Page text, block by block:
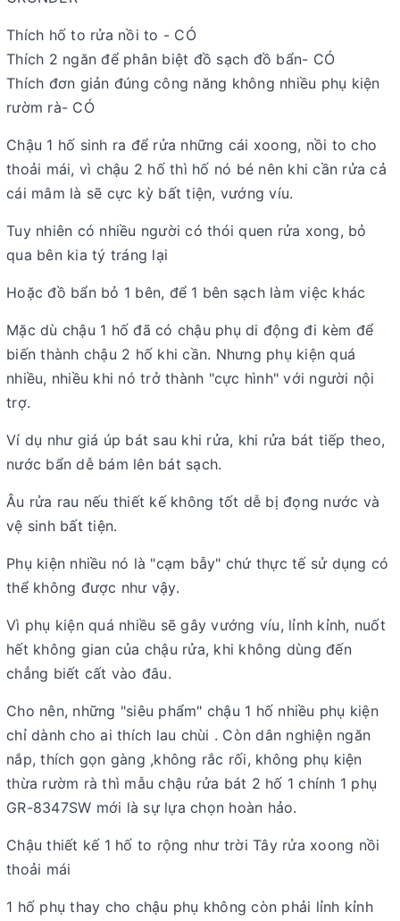
Thích hố to rửa nồi to - CÓ
Thích 2 ngăn để phân biệt đồ sạch đồ bẩn- CÓ
Thích đơn giản đúng công năng không nhiều phụ kiện
rườm rà- CÓ
Chậu 1 hố sinh ra để rửa những cái xoong, nồi to cho
thoải mái, vì chậu 2 hố thì hố nó bé nên khi cần rửa cả
cái mâm là sẽ cực kỳ bất tiện, vướng víu.
Tuy nhiên có nhiều người có thói quen rửa xong, bỏ
qua bên kia tý tráng lại
Hoặc đồ bẩn bỏ 1 bên, để 1 bên sạch làm việc khác
Mặc dù chậu 1 hố đã có chậu phụ di động đi kèm để
biến thành chậu 2 hố khi cần. Nhưng phụ kiện quá
nhiều, nhiều khi nó trở thành "cực hình" với người nội
trợ.
Ví dụ như giá úp bát sau khi rửa, khi rửa bát tiếp theo,
nước bẩn dễ bám lên bát sạch.
Âu rửa rau nếu thiết kế không tốt dễ bị đọng nước và
vệ sinh bất tiện.
Phụ kiện nhiều nó là "cạm bẫy" chứ thực tế sử dụng có
thể không được như vậy.
Vì phụ kiện quá nhiều sẽ gây vướng víu, lỉnh kỉnh, nuốt
hết không gian của chậu rửa, khi không dùng đến
chẳng biết cất vào đâu.
Cho nên, những "siêu phẩm" chậu 1 hố nhiều phụ kiện
chỉ dành cho ai thích lau chùi . Còn dân nghiện ngăn
nắp, thích gọn gàng ,không rắc rối, không phụ kiện
thừa rườm rà thì mẫu chậu rửa bát 2 hố 1 chính 1 phụ
GR-8347SW mới là sự lựa chọn hoàn hảo.
Chậu thiết kế 1 hố to rộng như trời Tây rửa xoong nồi
thoải mái
1 hố phụ thay cho chậu phụ không còn phải lỉnh kỉnh